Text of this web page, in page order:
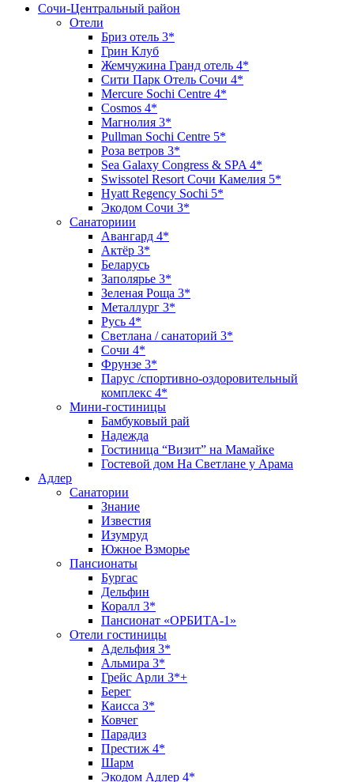
Сочи-Центральный район
Отели
Бриз отель 3*
Грин Клуб
Жемчужина Гранд отель 4*
Сити Парк Отель Сочи 4*
Mercure Sochi Centre 4*
Cosmos 4*
Магнолия 3*
Pullman Sochi Сеntre 5*
Роза ветров 3*
Sea Galaxy Congress & SPA 4*
Swissotel Resort Сочи Камелия 5*
Hyatt Regency Sochi 5*
Экодом Сочи 3*
Санаториии
Авангард 4*
Актёр 3*
Беларусь
Заполярье 3*
Зеленая Роща 3*
Металлург 3*
Русь 4*
Светлана / санаторий 3*
Сочи 4*
Фрунзе 3*
Парус /спортивно-оздоровительный
комплекс 4*
Мини-гостиницы
Бамбуковый рай
Надежда
Гостиница “Визит” на Мамайке
Гостевой дом На Светлане у Арама
Адлер
Санатории
Знание
Известия
Изумруд
Южное Взморье
Пансионаты
Бургас
Дельфин
Коралл 3*
Пансионат «ОРБИТА-1»
Отели гостиницы
Адельфия 3*
Альмира 3*
Грейс Арли 3*+
Берег
Каисса 3*
Ковчег
Парадиз
Престиж 4*
Шарм
Экодом Адлер 4*